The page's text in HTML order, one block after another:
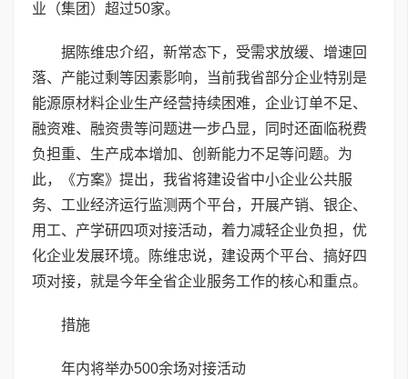
业（集团）超过50家。
据陈维忠介绍，新常态下，受需求放缓、增速回
落、产能过剩等因素影响，当前我省部分企业特别是
能源原材料企业生产经营持续困难，企业订单不足、
融资难、融资贵等问题进一步凸显，同时还面临税费
负担重、生产成本增加、创新能力不足等问题。为
此，《方案》提出，我省将建设省中小企业公共服
务、工业经济运行监测两个平台，开展产销、银企、
用工、产学研四项对接活动，着力减轻企业负担，优
化企业发展环境。陈维忠说，建设两个平台、搞好四
项对接，就是今年全省企业服务工作的核心和重点。
措施
年内将举办500余场对接活动